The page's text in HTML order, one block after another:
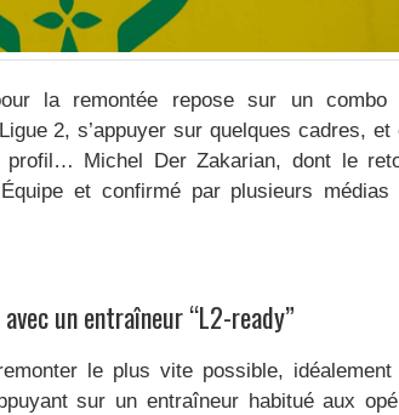
la remontée repose sur un
2, s’appuyer sur quelques cadres, et
Michel Der Zakarian, dont le
et confirmé par plusieurs médias
un entraîneur “L2-ready”
le plus vite possible,
sur un entraîneur habitué aux